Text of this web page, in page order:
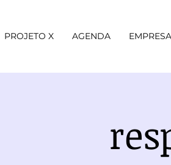
PROJETO X AGENDA